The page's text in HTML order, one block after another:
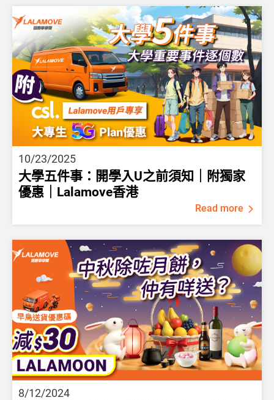
10/23/2025
大學五件事：開學入U之前須知｜附獨家
優惠｜Lalamove香港
Read more
8/12/2024